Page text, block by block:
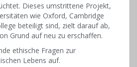
Dieses umstrittene Projekt,
wie Oxford, Cambridge
beteiligt sind, zielt darauf ab,
Grund auf neu zu erschaffen.
ethische Fragen zur
Lebens auf.